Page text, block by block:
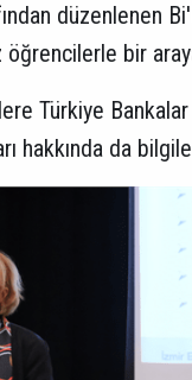
düzenlenen
bir
Türkiye Bankalar
hakkında da